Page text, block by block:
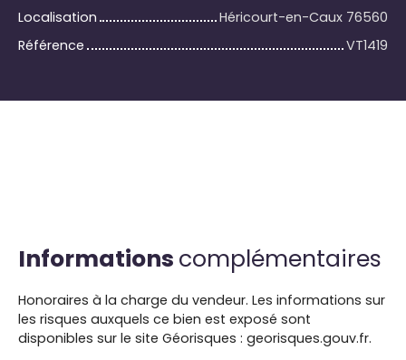
Localisation
Héricourt-en-Caux 76560
Référence
VT1419
Informations complémentaires
Honoraires à la charge du vendeur. Les informations sur
les risques auxquels ce bien est exposé sont
disponibles sur le site Géorisques : georisques.gouv.fr.